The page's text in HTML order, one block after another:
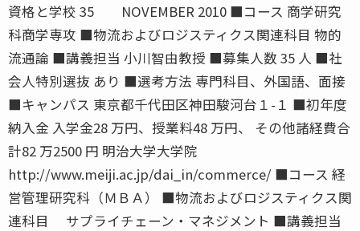
資格と学校 35 NOVEMBER 2010 ■コース 商学研究
科商学専攻 ■物流およびロジスティクス関連科目 物的
流通論 ■講義担当 小川智由教授 ■募集人数 35 人 ■社
会人特別選抜 あり ■選考方法 専門科目、外国語、面接
■キャンパス 東京都千代田区神田駿河台１-１ ■初年度
納入金 入学金28 万円、授業料48 万円、 その他諸経費合
計82 万2500 円 明治大学大学院
http://www.meiji.ac.jp/dai_in/commerce/ ■コース 経
営管理研究科（ＭＢＡ） ■物流およびロジスティクス関
連科目 サプライチェーン・マネジメント ■講義担当